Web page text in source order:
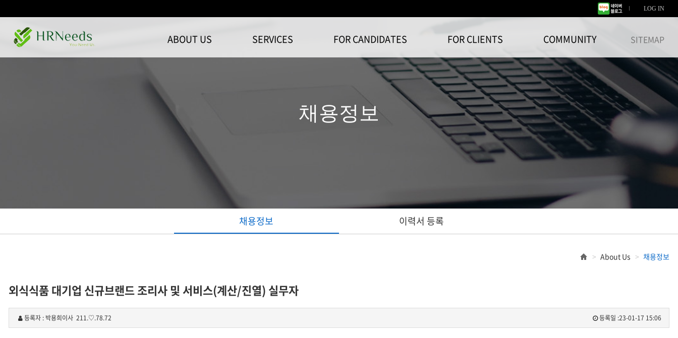
LOG IN
ABOUT US SERVICES FOR CANDIDATES FOR CLIENTS COMMUNITY SITEMAP
채용정보
채용정보 이력서 등록
About Us 채용정보
외식식품 대기업 신규브랜드 조리사 및 서비스(계산/진열) 실무자
등록자 : 박용희이사 211.♡.78.72 등록일 :23-01-17 15:06